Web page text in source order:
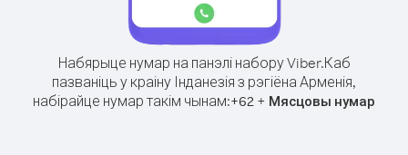
Набярыце нумар на панэлі набору Viber.Каб
пазваніць у краіну Інданезія з рэгіёна Арменія,
набірайце нумар такім чынам:+62 + Мясцовы нумар